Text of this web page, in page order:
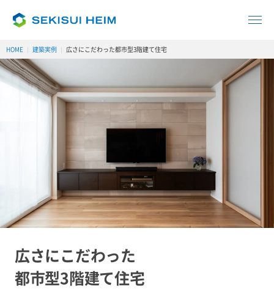
HOME 建築実例 広さにこだわった都市型3階建て住宅
広さにこだわった
都市型3階建て住宅